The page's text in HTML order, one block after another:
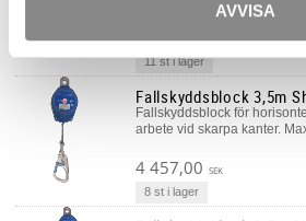
AVVISA
1 955,00 SEK
11 st i lager
Fallskyddsblock 3,5m
Fallskyddsblock för
arbete vid skarpa kanter.
4 457,00 SEK
8 st i lager